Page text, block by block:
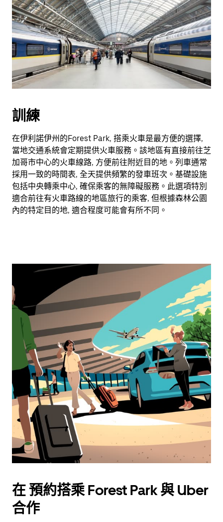
訓練
在伊利諾伊州的Forest Park, 搭乘火車是最方便的選擇,
當地交通系統會定期提供火車服務。該地區有直接前往芝
加哥市中心的火車線路, 方便前往附近目的地。列車通常
採用一致的時間表, 全天提供頻繁的發車班次。基礎設施
包括中央轉乘中心, 確保乘客的無障礙服務。此選項特別
適合前往有火車路線的地區旅行的乘客, 但根據森林公園
內的特定目的地, 適合程度可能會有所不同。
在 預約搭乘 Forest Park 與 Uber
合作